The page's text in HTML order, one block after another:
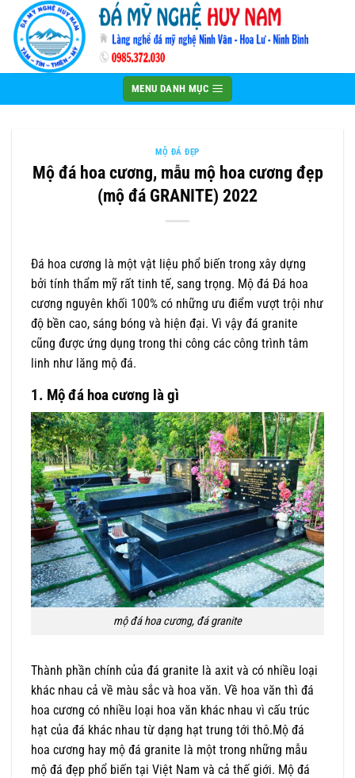
qua
nội
MENU DANH MỤC
MỘ ĐÁ ĐẸP
Mộ đá hoa cương, mẫu mộ hoa cương đẹp
(mộ đá GRANITE) 2022
Đá hoa cương là một vật liệu phổ biến trong xây dựng
bởi tính thẩm mỹ rất tinh tế, sang trọng. Mộ đá Đá hoa
cương nguyên khối 100% có những ưu điểm vượt trội như
độ bền cao, sáng bóng và hiện đại. Vì vậy đá granite
cũng được ứng dụng trong thi công các công trình tâm
linh như lăng mộ đá.
1. Mộ đá hoa cương là gì
mộ đá hoa cương, đá granite
Thành phần chính của đá granite là axit và có nhiều loại
khác nhau cả về màu sắc và hoa văn. Về hoa văn thì đá
hoa cương có nhiều loại hoa văn khác nhau vì cấu trúc
hạt của đá khác nhau từ dạng hạt trung tới thô.Mộ đá
hoa cương hay mộ đá granite là một trong những mẫu
mộ đá đẹp phổ biến tại Việt Nam và cả thế giới. Mộ đá